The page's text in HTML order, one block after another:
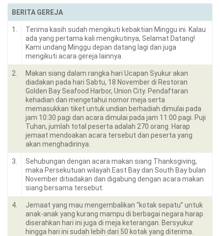
BERITA GEREJA
1.
Terima kasih sudah mengikuti kebaktian Minggu ini. Kalau
ada yang pertama kali mengikutinya, Selamat Datang!
Kami undang Minggu depan datang lagi dan juga
mengikuti acara gereja lainnya.
2.
Makan siang dalam rangka hari Ucapan Syukur akan
diadakan pada hari Sabtu, 18 November di Restoran
Golden Bay Seafood Harbor, Union City. Pendaftaran
kehadian dan mengetahui nomor meja serta
memasukkan tiket untuk undian berhadiah dimulai pada
jam 10:30 pagi dan acara dimulai pada jam 11:00 pagi. Puji
Tuhan, jumlah total peserta adalah 270 orang. Harap
jemaat mendoakan acara tersebut dan peserta yang
akan menghadirinya.
3.
Sehubungan dengan acara makan siang Thanksgiving,
maka Persekutuan wilayah East Bay dan South Bay bulan
November ditiadakan dan digabung dengan acara makan
siang bersama tersebut.
4.
Jemaat yang mau mengembalikan “kotak sepatu” untuk
anak-anak yang kurang mampu di berbagai negara harap
diserahkan hari ini juga di meja keterangan. Bersyukur
hingga hari ini sudah lebih dari 50 kotak yang diterima.